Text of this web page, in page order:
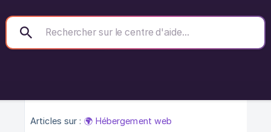
Articles sur : 🌍 Hébergement web